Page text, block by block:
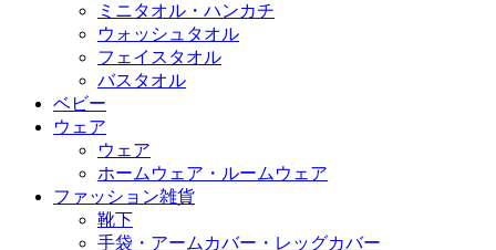
ミニタオル・ハンカチ
ウォッシュタオル
フェイスタオル
バスタオル
ベビー
ウェア
ウェア
ホームウェア・ルームウェア
ファッション雑貨
靴下
手袋・アームカバー・レッグカバー